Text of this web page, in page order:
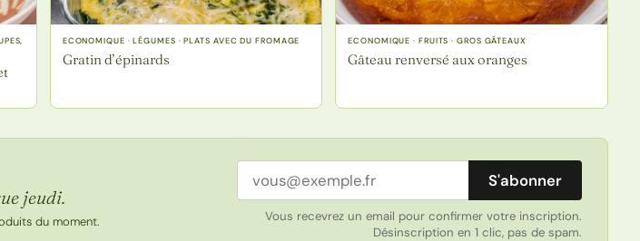
ECONOMIQUE · LÉGUMES · PLATS AVEC DU FROMAGE
Gratin d’épinards
ECONOMIQUE · FRUITS · GROS GÂTEAUX
Gâteau renversé aux oranges
jeudi.
du moment.
Adresse email S'abonner
Vous recevrez un email pour confirmer votre inscription.
Désinscription en 1 clic, pas de spam.